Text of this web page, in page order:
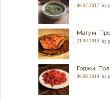
08.07.2017 by
Матум.
21.03.2014 by
Годжи.
06.06.2014 by